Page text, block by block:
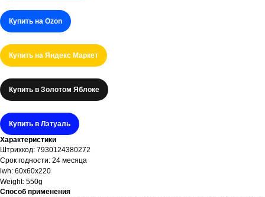
Купить на Ozon
Купить на Яндекс Маркет
Купить в Золотом Яблоке
Купить в Лэтуаль
Характеристики
Штрихкод: 7930124380272
Срок годности: 24 месяца
lwh: 60x60x220
Weight: 550g
Способ применения